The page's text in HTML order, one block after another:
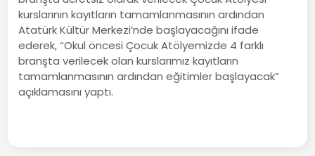
kurslarının kayıtların tamamlanmasının ardından
Atatürk Kültür Merkezi’nde başlayacağını ifade
ederek, “Okul öncesi Çocuk Atölyemizde 4 farklı
branşta verilecek olan kurslarımız kayıtların
tamamlanmasının ardından eğitimler başlayacak”
açıklamasını yaptı.